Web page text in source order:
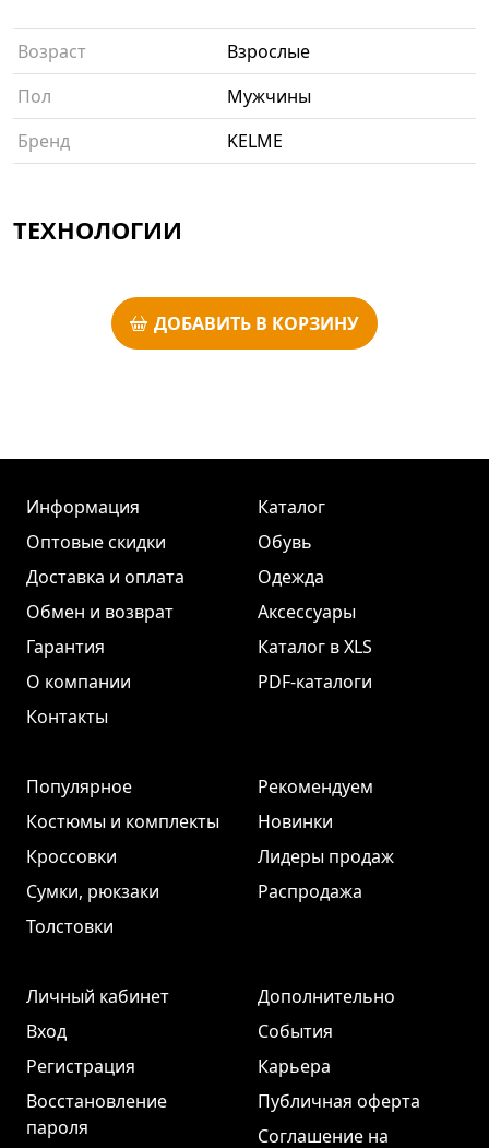
Возраст
Взрослые
Пол
Мужчины
Бренд
KELME
ТЕХНОЛОГИИ
ДОБАВИТЬ В КОРЗИНУ
Информация
Оптовые скидки
Доставка и оплата
Обмен и возврат
Гарантия
О компании
Контакты
Каталог
Обувь
Одежда
Аксессуары
Каталог в XLS
PDF-каталоги
Популярное
Костюмы и комплекты
Кроссовки
Сумки, рюкзаки
Толстовки
Рекомендуем
Новинки
Лидеры продаж
Распродажа
Личный кабинет
Вход
Регистрация
Восстановление
пароля
Дополнительно
События
Карьера
Публичная оферта
Соглашение на